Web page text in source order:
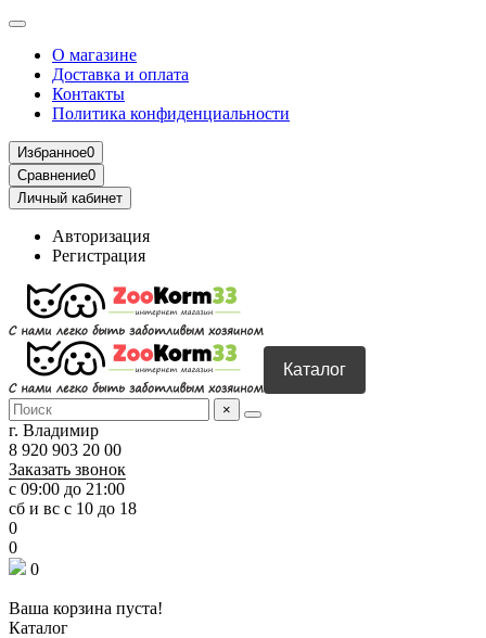
О магазине
Доставка и оплата
Контакты
Политика конфиденциальности
Избранное0
Сравнение0
Личный кабинет
Авторизация
Регистрация
Каталог
×
г. Владимир
8 920 903 20 00
Заказать звонок
с 09:00 до 21:00
сб и вс с 10 до 18
0
0
0
Ваша корзина пуста!
Каталог